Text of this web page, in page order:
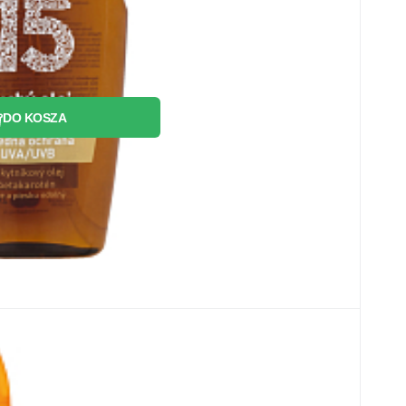
DO KOSZA
OF 50, 150 ml
kokosowy z 100% zrównoważonych źródeł,